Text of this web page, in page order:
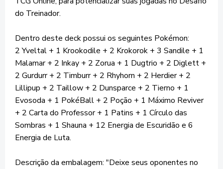
do Treinador.
Dentro deste deck possui os seguintes Pokémon:
2 Yveltal + 1 Krookodile + 2 Krokorok + 3 Sandile + 1
Malamar + 2 Inkay + 2 Zorua + 1 Dugtrio + 2 Diglett +
2 Gurdurr + 2 Timburr + 2 Rhyhorn + 2 Herdier + 2
Lillipup + 2 Taillow + 2 Dunsparce + 2 Tierno + 1
Evosoda + 1 PokéBall + 2 Poção + 1 Máximo Reviver
+ 2 Carta do Professor + 1 Patins + 1 Círculo das
Sombras + 1 Shauna + 12 Energia de Escuridão e 6
Energia de Luta.
Descrição da embalagem: "Deixe seus oponentes no